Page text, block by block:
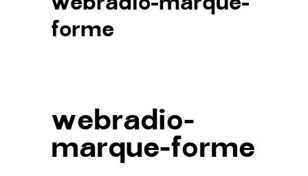
forme
webradio-
marque-forme